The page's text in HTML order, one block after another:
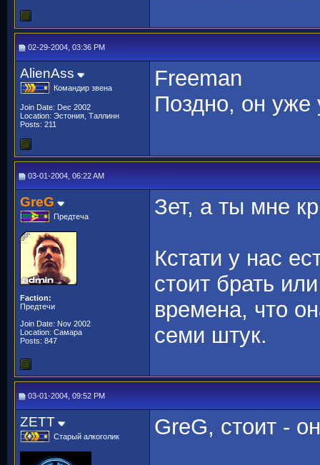
02-29-2004, 03:36 PM
AlienAss
Командир звена
Join Date: Dec 2002
Location: Эстония, Таллинн
Posts: 211
Freeman
Поздно, он
03-01-2004, 06:22 AM
GreG
Предтеча
Faction:
Предтечи
Join Date: Nov 2002
Location: Самара
Posts: 847
Зет, а ты мне
Кстати у нас
стоит брать
времена, что
семи штук.
03-01-2004, 09:52 PM
ZETT
Старый алкоголик GreG, стоит -